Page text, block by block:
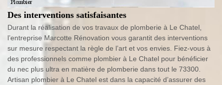
Des interventions satisfaisantes
Durant la réalisation de vos travaux de plomberie à Le Chatel,
l’entreprise Marcotte Rénovation vous garantit des interventions
sur mesure respectant la règle de l’art et vos envies. Fiez-vous à
des professionnels comme plombier à Le Chatel pour bénéficier
du nec plus ultra en matière de plomberie dans tout le 73300.
Artisan plombier à Le Chatel est dans la capacité d’assurer des